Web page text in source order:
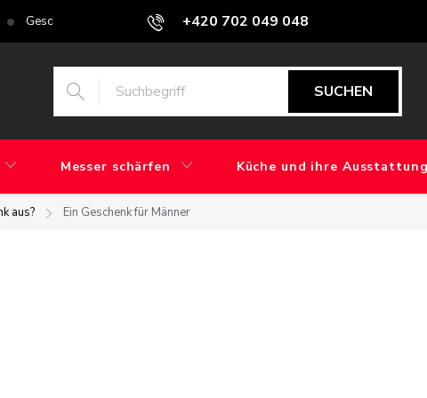
+420 702 049 048
Geschäfte Was ist der Unterschied zwischen maschinellem
SUCHEN
Messer schärfen Küche und ihre Ausstattung
aus? Ein Geschenk für Männer